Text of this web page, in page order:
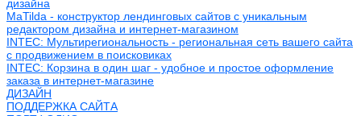
дизайна
MaTilda - конструктор лендинговых сайтов с уникальным
редактором дизайна и интернет-магазином
INTEC: Мультирегиональность - региональная сеть вашего сайта
с продвижением в поисковиках
INTEC: Корзина в один шаг - удобное и простое оформление
заказа в интернет-магазине
ДИЗАЙН
ПОДДЕРЖКА САЙТА